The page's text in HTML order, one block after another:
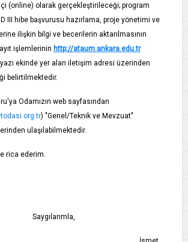
(online) olarak gerçekleştirileceği; program
III hibe başvurusu hazırlama, proje yönetimi ve
ilişkin bilgi ve becerilerin aktarılmasının
işlemlerinin http://ataum.ankara.edu.tr
ekinde yer alan iletişim adresi üzerinden
belirtilmektedir.
Odamızın web sayfasından
) "Genel/Teknik ve Mevzuat"
ulaşılabilmektedir.
rica ederim.
Saygılarımla,